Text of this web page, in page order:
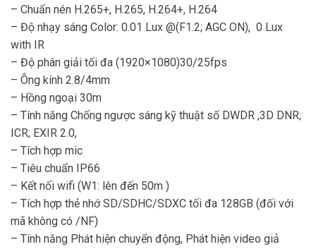
– Chuẩn nén H.265+, H.265, H.264+, H.264
– Độ nhạy sáng Color: 0.01 Lux @(F1.2; AGC ON), 0 Lux
with IR
– Độ phân giải tối đa (1920×1080)30/25fps
– Ông kính 2.8/4mm
– Hồng ngoại 30m
– Tính năng Chống ngược sáng kỹ thuật số DWDR ,3D DNR;
ICR; EXIR 2.0,
– Tích hợp mic
– Tiêu chuẩn IP66
– Kết nối wifi (W1: lên đến 50m )
– Tích hợp thẻ nhớ SD/SDHC/SDXC tối đa 128GB (đối với
mã không có /NF)
– Tính năng Phát hiện chuyển động, Phát hiện video giả